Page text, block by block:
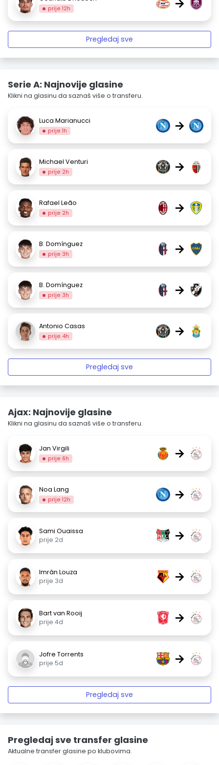
prije 12h
Pregledaj sve
Serie A: Najnovije glasine
Klikni na glasinu da saznaš više o transferu.
Luca Marianucci
prije 1h →
Michael Venturi
prije 2h →
Rafael Leão
prije 2h →
B. Domínguez
prije 3h →
B. Domínguez
prije 3h →
Antonio Casas
prije 4h →
Pregledaj sve
Ajax: Najnovije glasine
Klikni na glasinu da saznaš više o transferu.
Jan Virgili
prije 6h →
Noa Lang
prije 12h →
Sami Ouaissa
prije 2d
→
Imrân Louza
prije 3d
→
Bart van Rooij
prije 4d
→
Jofre Torrents
prije 5d
→
Pregledaj sve
Pregledaj sve transfer glasine
Aktualne transfer glasine po klubovima.